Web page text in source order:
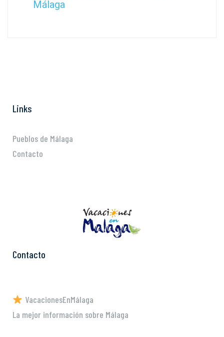
Málaga
Links
Pueblos de Málaga
Contacto
Contacto
VacacionesEnMálaga
La mejor información sobre Málaga